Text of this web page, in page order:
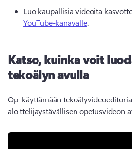
Luo kaupallisia videoita
YouTube-kanavalle.
Katso, kuinka voit
tekoälyn avulla
Opi käyttämään
aloittelijaystävällisen opetusvideon